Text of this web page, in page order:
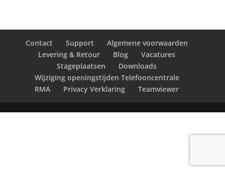
Contact Support
Algemene voorwaarden
Levering & Retour
Blog
Vacatures
Stageplaatsen
Downloads
Wijziging openingstijden Telefooncentrale
RMA
Privacy Verklaring Teamviewer